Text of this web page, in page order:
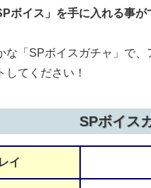
ボイス」を手に入れる事が
な「SPボイスガチャ」で
してください！
SPボイス
イ